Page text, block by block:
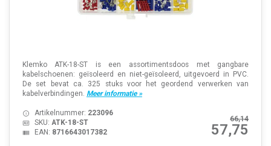
Klemko ATK-18-ST is een assortimentsdoos met gangbare
kabelschoenen: geïsoleerd en niet-geïsoleerd, uitgevoerd in PVC.
De set bevat ca. 325 stuks voor het geordend verwerken van
kabelverbindingen. Meer informatie »
66,14
57,75
Artikelnummer: 223096
SKU: ATK-18-ST
EAN: 8716643017382